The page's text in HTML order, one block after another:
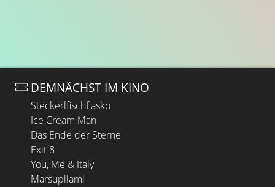
DEMNÄCHST IM KINO
Steckerlfischfiasko
Ice Cream Man
Das Ende der Sterne
Exit 8
You, Me & Italy
Marsupilami